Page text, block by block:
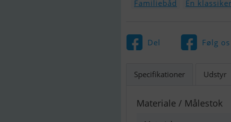
Familiebåd En klassiker
Del Følg os
Specifikationer Udstyr
Materiale / Målestok